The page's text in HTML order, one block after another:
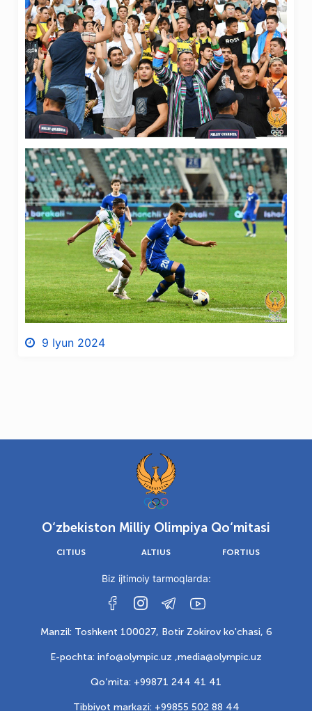
9 Iyun 2024
O‘zbekiston Milliy Olimpiya Qo‘mitasi
CITIUS ALTIUS FORTIUS
Biz ijtimoiy tarmoqlarda:
Manzil: Toshkent 100027, Botir Zokirov ko'chasi, 6
E-pochta: info@olympic.uz ,media@olympic.uz
Qo‘mita: +99871 244 41 41
Tibbiyot markazi: +99855 502 88 44